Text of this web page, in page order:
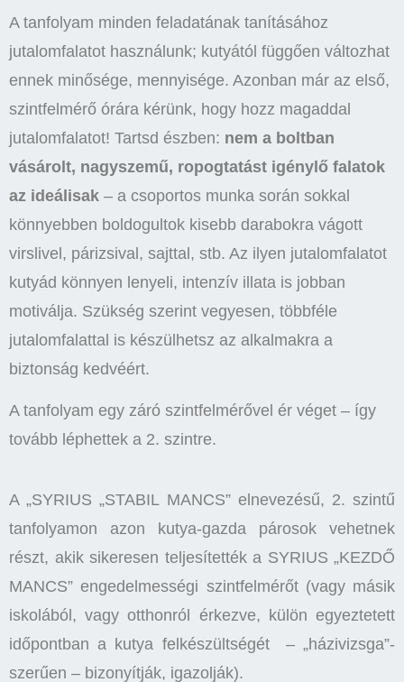
A tanfolyam minden feladatának tanításához
jutalomfalatot használunk; kutyától függően változhat
ennek minősége, mennyisége. Azonban már az első,
szintfelmérő órára kérünk, hogy hozz magaddal
jutalomfalatot! Tartsd észben: nem a boltban
vásárolt, nagyszemű, ropogtatást igénylő falatok
az ideálisak – a csoportos munka során sokkal
könnyebben boldogultok kisebb darabokra vágott
virslivel, párizsival, sajttal, stb. Az ilyen jutalomfalatot
kutyád könnyen lenyeli, intenzív illata is jobban
motiválja. Szükség szerint vegyesen, többféle
jutalomfalattal is készülhetsz az alkalmakra a
biztonság kedvéért.
A tanfolyam egy záró szintfelmérővel ér véget – így
tovább léphettek a 2. szintre.
A „SYRIUS „STABIL MANCS” elnevezésű, 2. szintű
tanfolyamon azon kutya-gazda párosok vehetnek
részt, akik sikeresen teljesítették a SYRIUS „KEZDŐ
MANCS” engedelmességi szintfelmérőt (vagy másik
iskolából, vagy otthonról érkezve, külön egyeztetett
időpontban a kutya felkészültségét – „házivizsga”-
szerűen – bizonyítják, igazolják).